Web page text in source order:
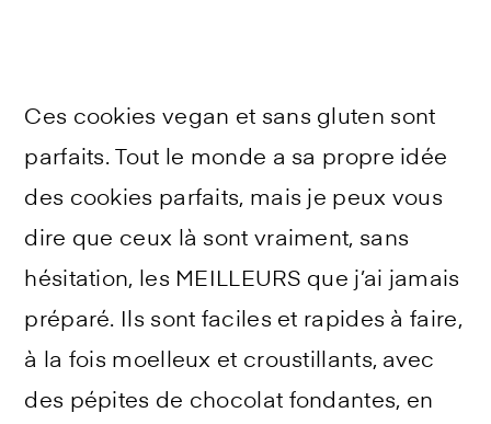
Ces cookies vegan et sans gluten sont
parfaits. Tout le monde a sa propre idée
des cookies parfaits, mais je peux vous
dire que ceux là sont vraiment, sans
hésitation, les MEILLEURS que j’ai jamais
préparé. Ils sont faciles et rapides à faire,
à la fois moelleux et croustillants, avec
des pépites de chocolat fondantes, en